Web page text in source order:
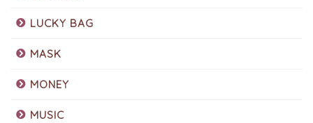
LUCKY BAG
MASK
MONEY
MUSIC